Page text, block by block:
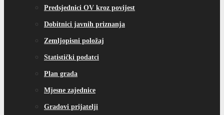
Predsjednici OV kroz povijest
Dobitnici javnih priznanja
Zemljopisni položaj
Statistički podatci
Plan grada
Mjesne zajednice
Gradovi prijatelji